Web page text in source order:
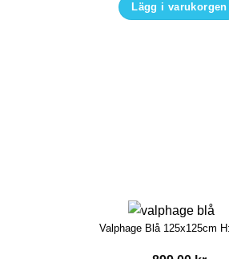
Lägg i varukorgen
kan
väljas
Valphage Blå 125x125cm